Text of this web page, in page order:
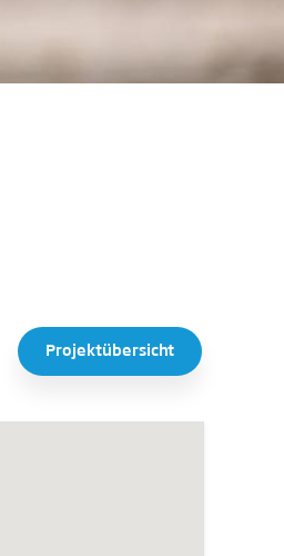
Projektübersicht